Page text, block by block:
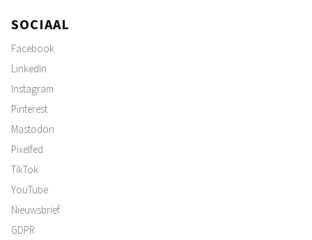
SOCIAAL
Facebook
LinkedIn
Instagram
Pinterest
Mastodon
Pixelfed
TikTok
YouTube
Nieuwsbrief
GDPR